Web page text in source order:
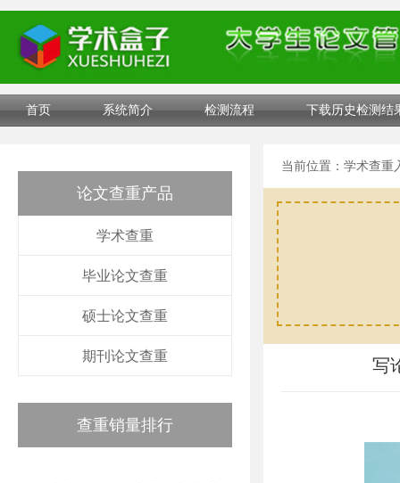
首页 系统简介 检测流程 下载历史检测结
论文查重产品
学术查重
毕业论文查重
硕士论文查重
期刊论文查重
查重销量排行
当前位置： 学术查重
写